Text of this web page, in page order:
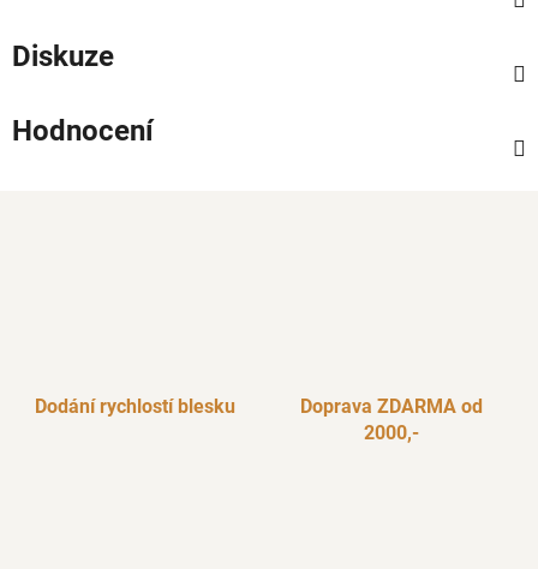
Diskuze
Hodnocení
Dodání rychlostí blesku
Doprava ZDARMA od
2000,-